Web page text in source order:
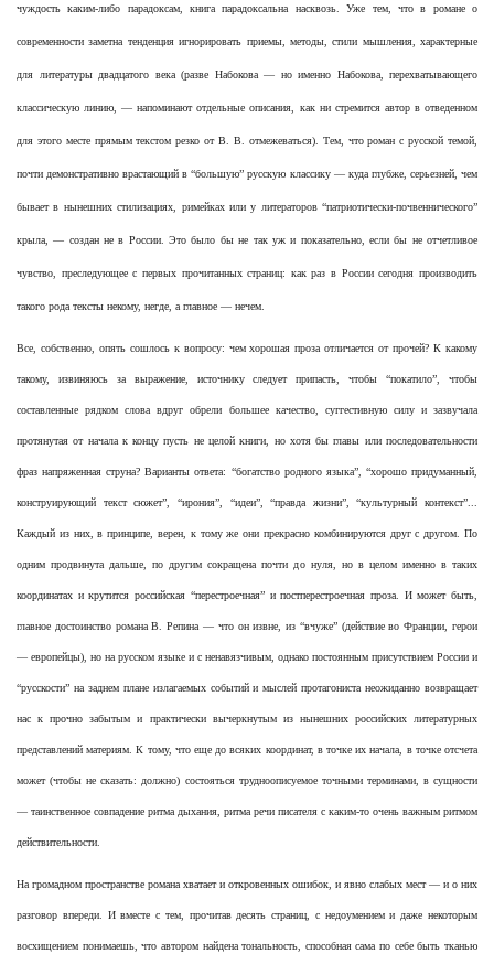
чуждость каким-либо парадоксам, книга парадоксальна насквозь. Уже тем, что в романе о
современности заметна тенденция игнорировать приемы, методы, стили мышления, характерные
для литературы двадцатого века (разве Набокова — но именно Набокова, перехватывающего
классическую линию, — напоминают отдельные описания, как ни стремится автор в отведенном
для этого месте прямым текстом резко от В. В. отмежеваться). Тем, что роман с русской темой,
почти демонстративно врастающий в “большую” русскую классику — куда глубже, серьезней, чем
бывает в нынешних стилизациях, римейках или у литераторов “патриотически-почвеннического”
крыла, — создан не в России. Это было бы не так уж и показательно, если бы не отчетливое
чувство, преследующее с первых прочитанных страниц: как раз в России сегодня производить
такого рода тексты некому, негде, а главное — нечем.
Все, собственно, опять сошлось к вопросу: чем хорошая проза отличается от прочей? К какому
такому, извиняюсь за выражение, источнику следует припасть, чтобы “покатило”, чтобы
составленные рядком слова вдруг обрели большее качество, суггестивную силу и зазвучала
протянутая от начала к концу пусть не целой книги, но хотя бы главы или последовательности
фраз напряженная струна? Варианты ответа: “богатство родного языка”, “хорошо придуманный,
конструирующий текст сюжет”, “ирония”, “идеи”, “правда жизни”, “культурный контекст”...
Каждый из них, в принципе, верен, к тому же они прекрасно комбинируются друг с другом. По
одним продвинута дальше, по другим сокращена почти до нуля, но в целом именно в таких
координатах и крутится российская “перестроечная” и постперестроечная проза. И может быть,
главное достоинство романа В. Репина — что он извне, из “вчуже” (действие во Франции, герои
— европейцы), но на русском языке и с ненавязчивым, однако постоянным присутствием России и
“русскости” на заднем плане излагаемых событий и мыслей протагониста неожиданно возвращает
нас к прочно забытым и практически вычеркнутым из нынешних российских литературных
представлений материям. К тому, что еще до всяких координат, в точке их начала, в точке отсчета
может (чтобы не сказать: должно) состояться трудноописуемое точными терминами, в сущности
— таинственное совпадение ритма дыхания, ритма речи писателя с каким-то очень важным ритмом
действительности.
На громадном пространстве романа хватает и откровенных ошибок, и явно слабых мест — и о них
разговор впереди. И вместе с тем, прочитав десять страниц, с недоумением и даже некоторым
восхищением понимаешь, что автором найдена тональность, способная сама по себе быть тканью